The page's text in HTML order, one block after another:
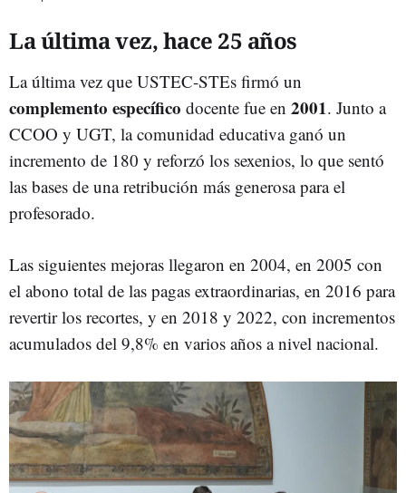
La última vez, hace 25 años
La última vez que USTEC-STEs firmó un
complemento específico docente fue en 2001. Junto a
CCOO y UGT, la comunidad educativa ganó un
incremento de 180 y reforzó los sexenios, lo que sentó
las bases de una retribución más generosa para el
profesorado.
Las siguientes mejoras llegaron en 2004, en 2005 con
el abono total de las pagas extraordinarias, en 2016 para
revertir los recortes, y en 2018 y 2022, con incrementos
acumulados del 9,8% en varios años a nivel nacional.